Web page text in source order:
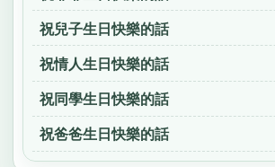
祝兒子生日快樂的話
祝情人生日快樂的話
祝同學生日快樂的話
祝爸爸生日快樂的話